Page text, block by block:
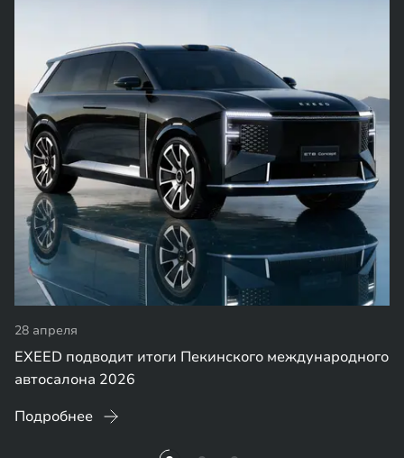
28 апреля
EXEED подводит итоги Пекинского международного
автосалона 2026
Подробнее